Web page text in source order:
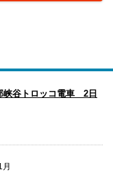
峡谷トロッコ電車 2日